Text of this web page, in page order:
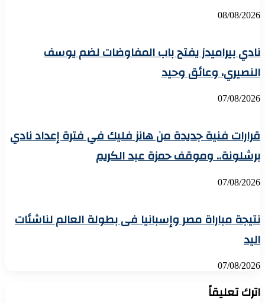
08/08/2026
نادي بيراميدز يفتح باب المفاوضات لضم يوسف
النصيري، وعائق وحيد
07/08/2026
قرارات فنية جديدة من هانز فليك في فترة إعداد نادي
برشلونة.. وموقف حمزة عبد الكريم
07/08/2026
نتيجة مباراة مصر وإسبانيا فى بطولة العالم لناشئات
اليد
07/08/2026
اترك تعليقاً